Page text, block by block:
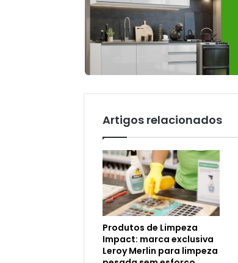
Artigos relacionados
Produtos de Limpeza
Impact: marca exclusiva
Leroy Merlin para limpeza